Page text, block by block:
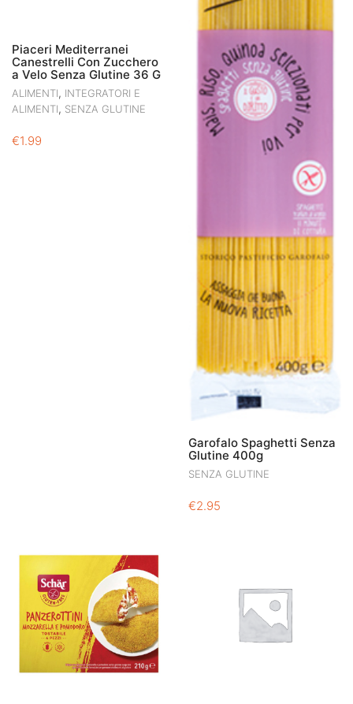
Piaceri Mediterranei
Canestrelli Con Zucchero
a Velo Senza Glutine 36 G
ALIMENTI, INTEGRATORI E
ALIMENTI, SENZA GLUTINE
€1.99
Garofalo Spaghetti Senza
Glutine 400g
SENZA GLUTINE
€2.95